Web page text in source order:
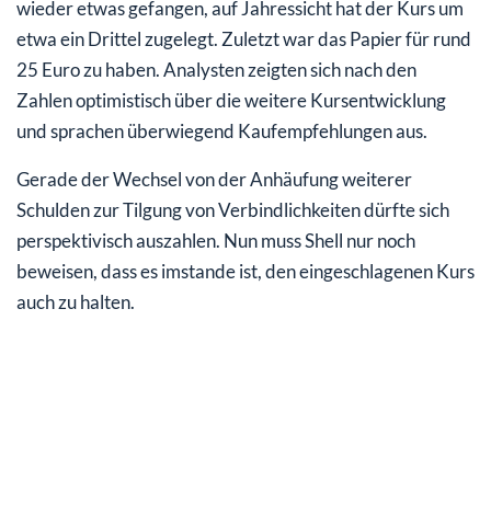
wieder etwas gefangen, auf Jahressicht hat der Kurs um
etwa ein Drittel zugelegt. Zuletzt war das Papier für rund
25 Euro zu haben. Analysten zeigten sich nach den
Zahlen optimistisch über die weitere Kursentwicklung
und sprachen überwiegend Kaufempfehlungen aus.
Gerade der Wechsel von der Anhäufung weiterer
Schulden zur Tilgung von Verbindlichkeiten dürfte sich
perspektivisch auszahlen. Nun muss Shell nur noch
beweisen, dass es imstande ist, den eingeschlagenen Kurs
auch zu halten.